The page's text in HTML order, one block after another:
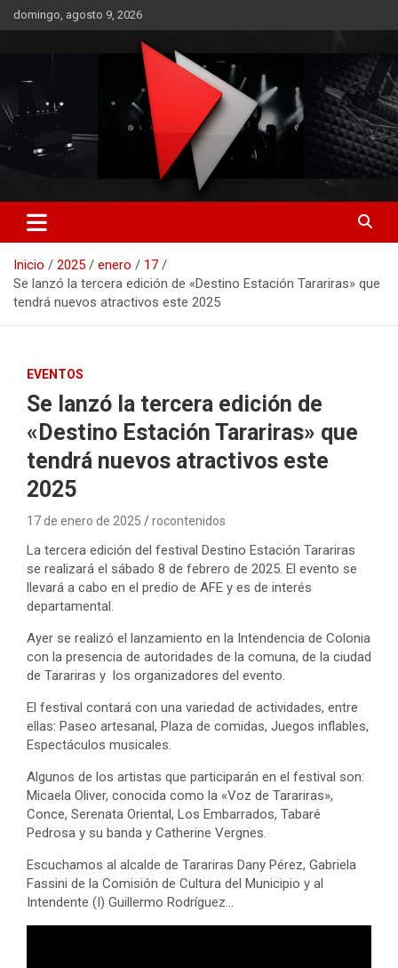
Saltar
al
domingo, agosto 9, 2026
RO CONTENIDOS
Inicio 2025 enero
17
Se lanzó la tercera edición de «Destino Estación Tarariras» que
tendrá nuevos atractivos este 2025
EVENTOS
Se lanzó la tercera edición de
«Destino Estación Tarariras» que
tendrá nuevos atractivos este
2025
17 de enero de 2025 rocontenidos
La tercera edición del festival Destino Estación Tarariras
se realizará el sábado 8 de febrero de 2025. El evento se
llevará a cabo en el predio de AFE y es de interés
departamental.
Ayer se realizó el lanzamiento en la Intendencia de Colonia
con la presencia de autoridades de la comuna, de la ciudad
de Tarariras y los organizadores del evento.
El festival contará con una variedad de actividades, entre
ellas: Paseo artesanal, Plaza de comidas, Juegos inflables,
Espectáculos musicales.
Algunos de los artistas que participarán en el festival son:
Micaela Oliver, conocida como la «Voz de Tarariras»,
Conce, Serenata Oriental, Los Embarrados, Tabaré
Pedrosa y su banda y Catherine Vergnes.
Escuchamos al alcalde de Tarariras Dany Pérez, Gabriela
Fassini de la Comisión de Cultura del Municipio y al
Intendente (I) Guillermo Rodríguez…